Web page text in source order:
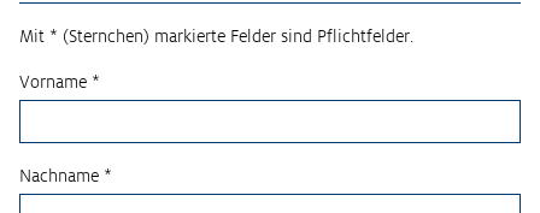
Mit * (Sternchen) markierte Felder sind Pflichtfelder.
Vorname *
Nachname *